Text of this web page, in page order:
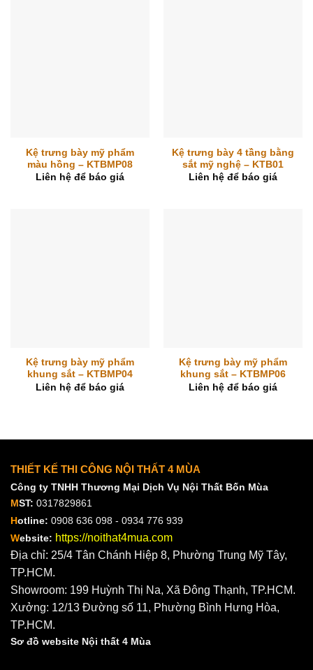
Kệ trưng bày mỹ phẩm
màu hồng – KTBMP08
Liên hệ để báo giá
Kệ trưng bày 4 tầng bằng
sắt mỹ nghệ – KTB01
Liên hệ để báo giá
Kệ trưng bày mỹ phẩm
khung sắt – KTBMP04
Liên hệ để báo giá
Kệ trưng bày mỹ phẩm
khung sắt – KTBMP06
Liên hệ để báo giá
THIẾT KẾ THI CÔNG NỘI THẤT 4 MÙA
Công ty TNHH Thương Mại Dịch Vụ Nội Thất Bốn Mùa
MST: 0317829861
Hotline: 0908 636 098 - 0934 776 939
Website: https://noithat4mua.com
Địa chỉ: 25/4 Tân Chánh Hiệp 8, Phường Trung Mỹ Tây,
TP.HCM.
Showroom: 199 Huỳnh Thị Na, Xã Đông Thạnh, TP.HCM.
Xưởng: 12/13 Đường số 11, Phường Bình Hưng Hòa,
TP.HCM.
Sơ đồ website Nội thất 4 Mùa